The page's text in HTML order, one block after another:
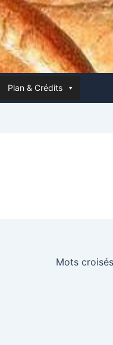
Plan & Crédits
Mots